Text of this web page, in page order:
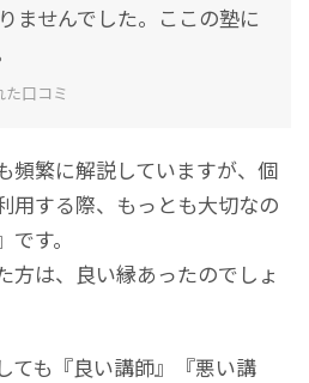
ませんでした。ここの塾に
口コミ
頻繁に解説していますが、個
用する際、もっとも大切なの
です。
方は、良い縁あったのでしょ
ても『良い講師』『悪い講